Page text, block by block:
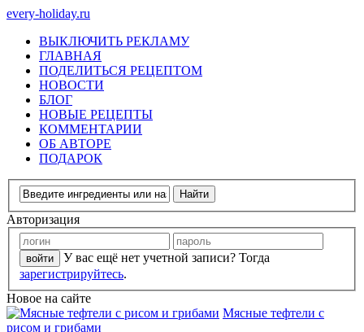
every-holiday.ru
ВЫКЛЮЧИТЬ РЕКЛАМУ
ГЛАВНАЯ
ПОДЕЛИТЬСЯ РЕЦЕПТОМ
НОВОСТИ
БЛОГ
НОВЫЕ РЕЦЕПТЫ
КОММЕНТАРИИ
ОБ АВТОРЕ
ПОДАРОК
Авторизация
У вас ещё нет учетной записи? Тогда
зарегистрируйтесь.
Новое на сайте
Мясные тефтели с
рисом и грибами